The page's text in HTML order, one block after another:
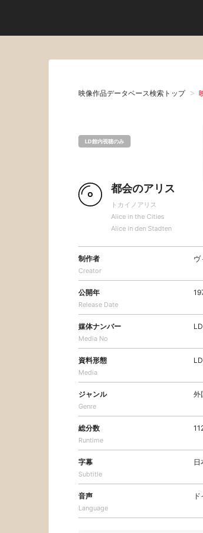
映像作品データベース検索トップ
LD館内視聴のみ
都会のアリス
トカイノアリス
Alice in the Cities
Alice in den Stadten
制作者
Creator
ヴ
公開年
Release Date
媒体ナンバー
Media No
資料形態
Media
LD
ジャンル
Genre
外
総分数
Runtime
字幕
Subtitle
音声
Language